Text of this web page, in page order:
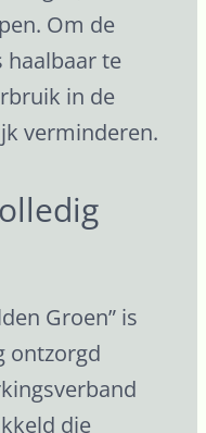
Om de
haalbaar te
in de
verminderen.
Groen” is
ontzorgd
die